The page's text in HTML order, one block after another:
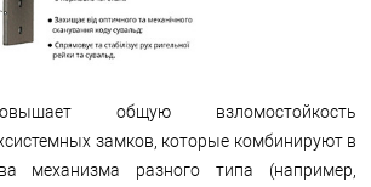
общую взломостойкость
замков, которые комбинируют в
механизма разного типа (например,